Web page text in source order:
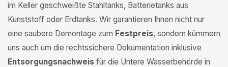
im Keller geschweißte Stahltanks, Batterietanks aus
Kunststoff oder Erdtanks. Wir garantieren Ihnen nicht nur
eine saubere Demontage zum Festpreis, sondern kümmern
uns auch um die rechtssichere Dokumentation inklusive
Entsorgungsnachweis für die Untere Wasserbehörde in